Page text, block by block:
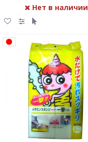
Нет в наличии